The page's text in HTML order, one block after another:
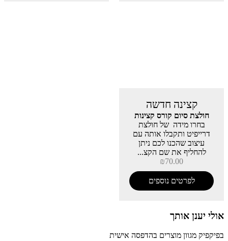
קצינה חדשה
חולצת סיום קורס קצינות
בחרו מידה של חולצת
דרייפיט ותקבלו אותה עם
עיצוב שהכנו לכם ניתן
להחליף את שם הקצ...
₪70.00
לפרטים נוספים
אולי יענן אותך
בפיקפיק מגוון מוצרים בהדפסה אישית